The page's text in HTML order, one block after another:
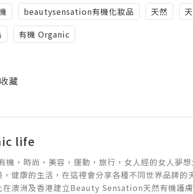
beautysensation有機化妝品 天然
有機 Organic
收藏
life
機，時尚，美容，運動，旅行，女人經的女人夢想
健康的生活，在這裡會分享各種不同世界品牌的
在澳洲及香港建立Beauty Sensation天然有機護